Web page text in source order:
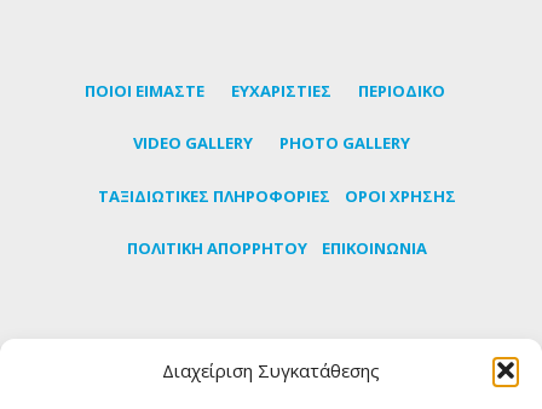
Διαχείριση Συγκατάθεσης
ΠΟΙΟΙ ΕΙΜΑΣΤΕ ΕΥΧΑΡΙΣΤΙΕΣ ΠΕΡΙΟΔΙΚΟ
VIDEO GALLERY PHOTO GALLERY
TΑΞΙΔΙΩΤΙΚΕΣ ΠΛΗΡΟΦΟΡΙΕΣ ΟΡΟΙ ΧΡΗΣΗΣ
ΠΟΛΙΤΙΚΗ ΑΠΟΡΡΗΤΟΥ ΕΠΙΚΟΙΝΩΝΙΑ
πρώτοι τα τελευταία νέα για την Τήνο